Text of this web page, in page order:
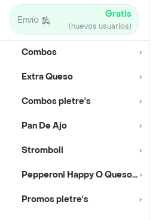
Envío Gratis
(nuevos usuarios)
Combos
Extra Queso
Combos pietre's
Pan De Ajo
Stromboli
Pepperoni Happy O Queso Pop
Promos pietre's